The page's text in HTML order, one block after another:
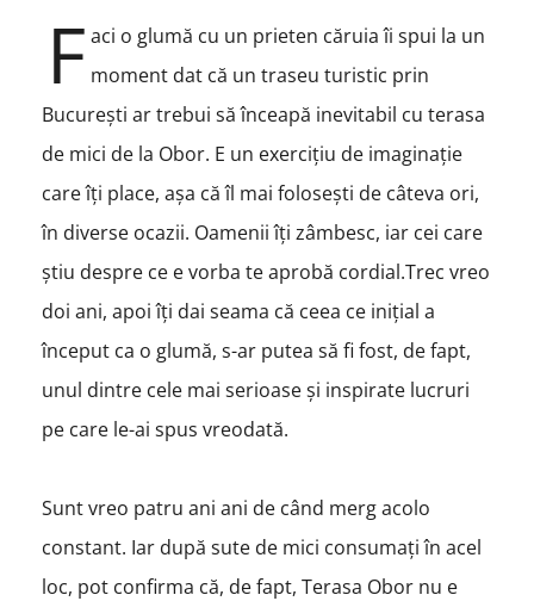
F aci o glumă cu un prieten căruia îi spui la un
moment dat că un traseu turistic prin
București ar trebui să înceapă inevitabil cu terasa
de mici de la Obor. E un exercițiu de imaginație
care îți place, așa că îl mai folosești de câteva ori,
în diverse ocazii. Oamenii îți zâmbesc, iar cei care
știu despre ce e vorba te aprobă cordial.Trec vreo
doi ani, apoi îți dai seama că ceea ce iniţial a
început ca o glumă, s-ar putea să fi fost, de fapt,
unul dintre cele mai serioase și inspirate lucruri
pe care le-ai spus vreodată.
Sunt vreo patru ani ani de când merg acolo
constant. Iar după sute de mici consumați în acel
loc, pot confirma că, de fapt, Terasa Obor nu e